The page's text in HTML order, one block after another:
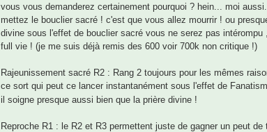
vous vous demanderez certainement pourquoi ? hein... moi
mettez le bouclier sacré ! c'est que vous allez mourrir ! ou
divine sous l'effet de bouclier sacré vous ne serez pas
full vie ! (je me suis déjà remis des 600 voir 700k non critique !)
Rajeunissement sacré R2 : Rang 2 toujours pour les mêmes
ce sort qui peut ce lancer instantanément sous l'effet de
il soigne presque aussi bien que la prière divine !
Reproche R1 : le R2 et R3 permettent juste de gagner un peut